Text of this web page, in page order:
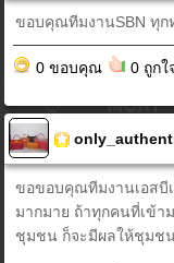
ขอบคุณทีมงานSBN ทุ
0 ขอบคุณ 0 ถูกใ
ขอขอบคุณทีมงานเอสบี
มากมาย ถ้าทุกคนที่เข้า
ชุมชน ก็จะมีผลให้ชุมช